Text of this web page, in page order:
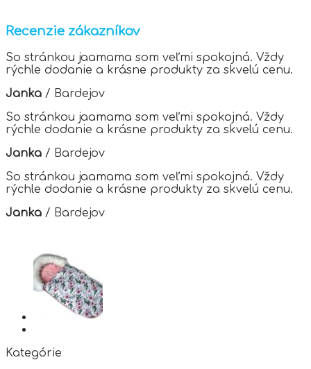
variants.
The
options
may
be
chosen
on
the
product
page
Recenzie zákazníkov
So stránkou jaamama som veľmi spokojná. Vždy
rýchle dodanie a krásne produkty za skvelú cenu.
Janka / Bardejov
So stránkou jaamama som veľmi spokojná. Vždy
rýchle dodanie a krásne produkty za skvelú cenu.
Janka / Bardejov
So stránkou jaamama som veľmi spokojná. Vždy
rýchle dodanie a krásne produkty za skvelú cenu.
Janka / Bardejov
Kategórie